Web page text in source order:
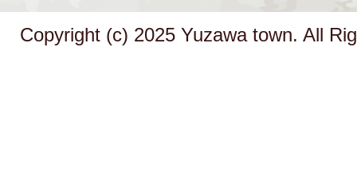
Copyright (c) 2025 Yuzawa town. All